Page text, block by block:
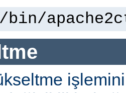
bin/